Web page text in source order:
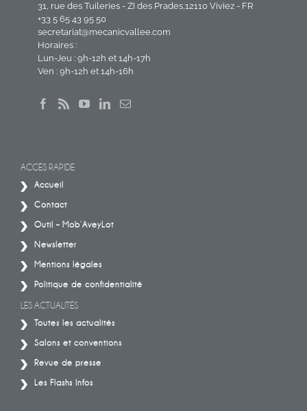
31, rue des Tuileries - ZI des Prades,12110 Viviez - FR
+33 5 65 43 95 50
secretariat@mecanicvallee.com
Horaires :
Lun-Jeu : 9h-12h et 14h-17h
Ven : 9h-12h et 14h-16h
ACCÈS RAPIDE
Accueil
Contact
Outil – Mob’AveyLot
Newsletter
Mentions légales
Politique de confidentialité
LES ACTUALITÉS
Toutes les actualités
Salons et conventions
Revue de presse
Les Flashs Infos